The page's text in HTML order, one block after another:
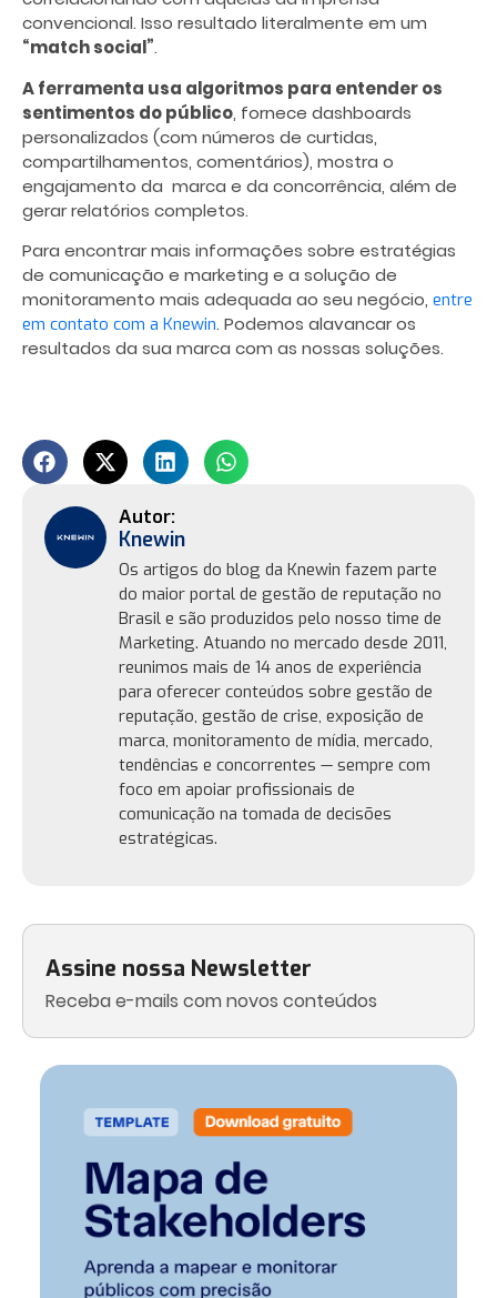
Assine nossa Newsletter
Receba e-mails com novos conteúdos
convencional. Isso resultado literalmente em um
“match social”.
A ferramenta usa algoritmos para entender os
sentimentos do público, fornece dashboards
personalizados (com números de curtidas,
compartilhamentos, comentários), mostra o
engajamento da marca e da concorrência, além de
gerar relatórios completos.
Para encontrar mais informações sobre estratégias
de comunicação e marketing e a solução de
monitoramento mais adequada ao seu negócio, entre
em contato com a Knewin. Podemos alavancar os
resultados da sua marca com as nossas soluções.
Knewin
Os artigos do blog da Knewin fazem parte
do maior portal de gestão de reputação no
Brasil e são produzidos pelo nosso time de
Marketing. Atuando no mercado desde 2011,
reunimos mais de 14 anos de experiência
para oferecer conteúdos sobre gestão de
reputação, gestão de crise, exposição de
marca, monitoramento de mídia, mercado,
tendências e concorrentes — sempre com
foco em apoiar profissionais de
comunicação na tomada de decisões
estratégicas.